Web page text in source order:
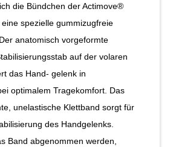
die Bündchen der Actimove®
spezielle gummizugfreie
anatomisch vorgeformte
auf der volaren
das Hand- gelenk in
optimalem Tragekomfort. Das
unelastische Klettband sorgt für
des Handgelenks.
Band abgenommen werden,